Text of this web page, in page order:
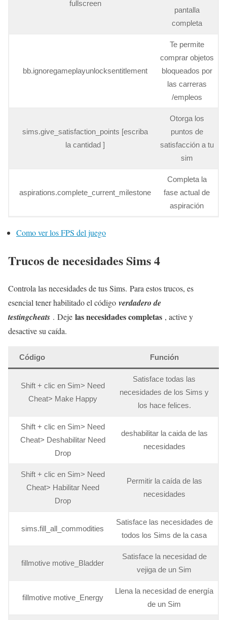
fullscreen
pantalla
completa
bb.ignoregameplayunlocksentitlement
Te permite
comprar objetos
bloqueados por
las carreras
/empleos
sims.give_satisfaction_points [escriba
la cantidad ]
Otorga los
puntos de
satisfacción a tu
sim
aspirations.complete_current_milestone
Completa la
fase actual de
aspiración
Como ver los FPS del juego
Trucos de necesidades Sims 4
Controla las necesidades de tus Sims. Para estos trucos, es
esencial tener habilitado el código verdadero de
testingcheats . Deje las necesidades completas , active y
desactive su caída.
Código Función
Shift + clic en Sim> Need
Cheat> Make Happy
Satisface todas las
necesidades de los Sims y
los hace felices.
Shift + clic en Sim> Need
Cheat> Deshabilitar Need
Drop
deshabilitar la caida de las
necesidades
Shift + clic en Sim> Need
Cheat> Habilitar Need
Drop
Permitir la caída de las
necesidades
sims.fill_all_commodities
Satisface las necesidades de
todos los Sims de la casa
fillmotive motive_Bladder
Satisface la necesidad de
vejiga de un Sim
fillmotive motive_Energy
Llena la necesidad de energía
de un Sim